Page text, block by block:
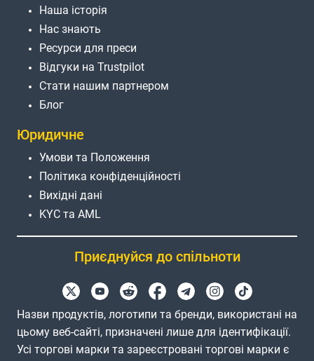
Наша історія
Нас знають
Ресурси для преси
Відгуки на Trustpilot
Стати нашим партнером
Блог
Юридичне
Умови та Положення
Політика конфіденційності
Вихідні дані
KYC та AML
Приєднуйся до спільноти
Назви продуктів, логотипи та бренди, використані на
цьому веб-сайті, призначені лише для ідентифікації.
Усі торгові марки та зареєстровані торгові марки є